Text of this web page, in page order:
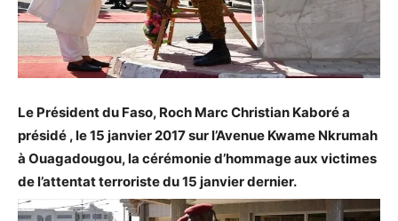
Le Président du Faso, Roch Marc Christian Kaboré a
présidé , le 15 janvier 2017 sur l’Avenue Kwame Nkrumah
à Ouagadougou, la cérémonie d’hommage aux victimes
de l’attentat terroriste du 15 janvier dernier.